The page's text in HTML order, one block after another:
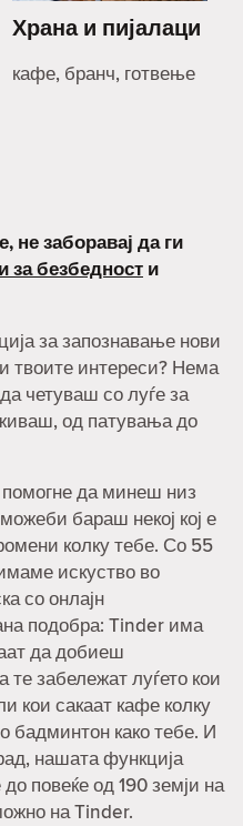
Храна и пијалаци
кафе, бранч, готвење
не заборавај да ги
за безбедности
за запознавање нови
твоите интереси? Нема
четуваш со луѓе за
од патувања до
помогне да минеш низ
бараш некој кој е
колку тебе. Со 55
искуство во
со онлајн
подобра: Tinder има
да добиеш
забележат луѓето кои
кои сакаат кафе колку
бадминтон како тебе. И
нашата функција
повеќе од 190 земји на
на Tinder.